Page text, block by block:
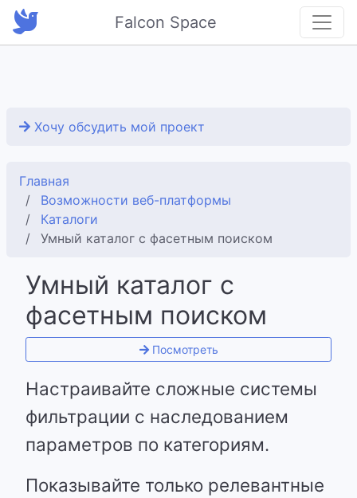
Falcon Space
Хочу обсудить мой проект
Главная
Возможности веб-платформы
Каталоги
Умный каталог с фасетным поиском
Умный каталог с
фасетным поиском
Посмотреть
Настраивайте сложные системы
фильтрации с наследованием
параметров по категориям.
Показывайте только релевантные